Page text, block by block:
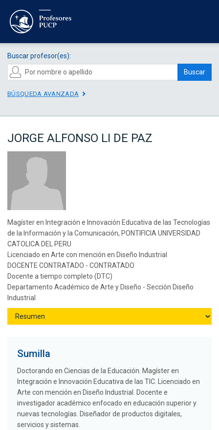
Buscar profesor(es):
Buscar
BÚSQUEDA AVANZADA
JORGE ALFONSO LI DE PAZ
Magíster en Integración e Innovación Educativa de las Tecnologías
de la Información y la Comunicación, PONTIFICIA UNIVERSIDAD
CATOLICA DEL PERU
Licenciado en Arte con mención en Diseño Industrial
DOCENTE CONTRATADO - CONTRATADO
Docente a tiempo completo (DTC)
Departamento Académico de Arte y Diseño - Sección Diseño
Industrial
Sumilla
Doctorando en Ciencias de la Educación. Magíster en
Integración e Innovación Educativa de las TIC. Licenciado en
Arte con mención en Diseño Industrial. Docente e
investigador académico enfocado en educación superior y
nuevas tecnologías. Diseñador de productos digitales,
servicios y sistemas.